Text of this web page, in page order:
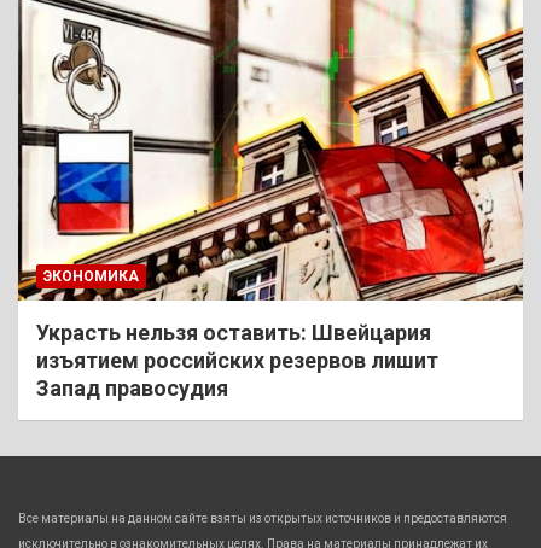
ЭКОНОМИКА
Украсть нельзя оставить: Швейцария
изъятием российских резервов лишит
Запад правосудия
Все материалы на данном сайте взяты из открытых источников и предоставляются
исключительно в ознакомительных целях. Права на материалы принадлежат их